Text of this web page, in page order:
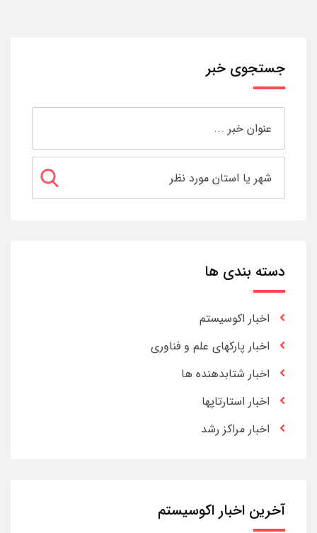
جستجوی خبر
دسته بندی ها
اخبار اکوسیستم
اخبار پارکهای علم و فناوری
اخبار شتابدهنده ها
اخبار استارتاپها
اخبار مراکز رشد
آخرین اخبار اکوسیستم